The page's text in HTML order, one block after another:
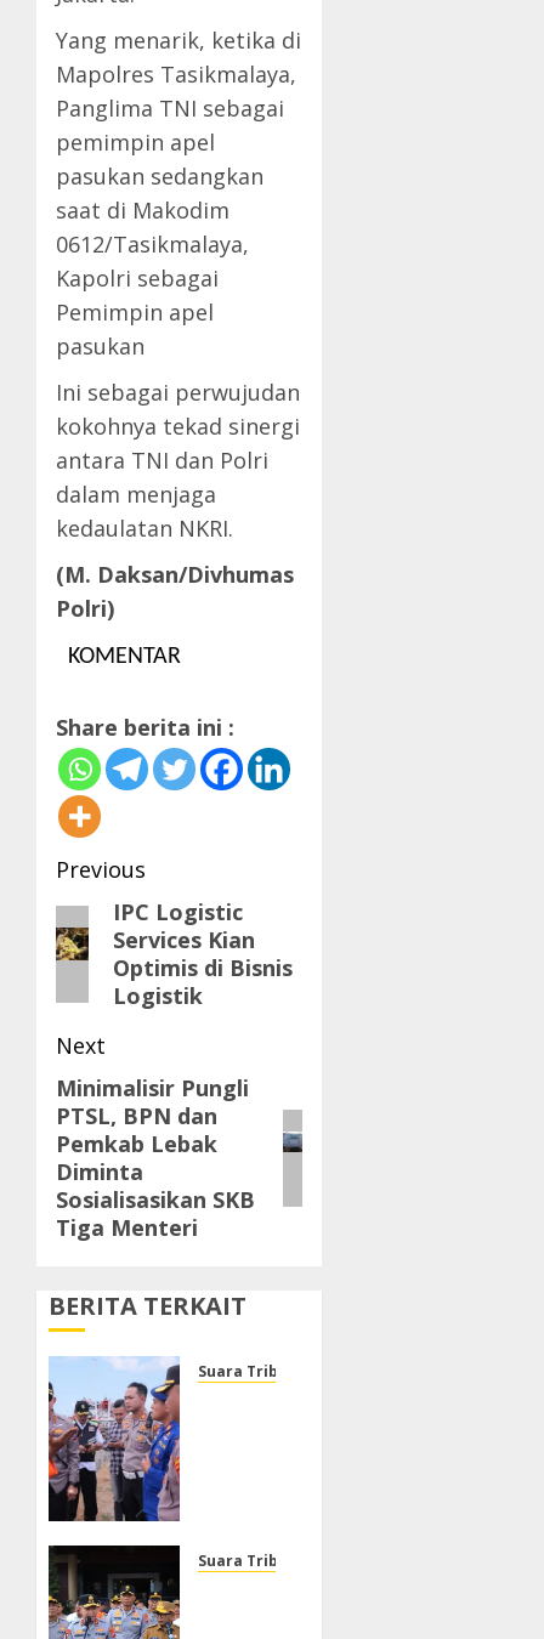
Yang menarik, ketika di
Mapolres Tasikmalaya,
Panglima TNI sebagai
pemimpin apel
pasukan sedangkan
saat di Makodim
0612/Tasikmalaya,
Kapolri sebagai
Pemimpin apel
pasukan
Ini sebagai perwujudan
kokohnya tekad sinergi
antara TNI dan Polri
dalam menjaga
kedaulatan NKRI.
(M. Daksan/Divhumas
Polri)
KOMENTAR
Share berita ini :
Post
navigation
Previous
Previous
post:
IPC Logistic
Services Kian
Optimis di Bisnis
Logistik
Next
Next
post:
Minimalisir Pungli
PTSL, BPN dan
Pemkab Lebak
Diminta
Sosialisasikan SKB
Tiga Menteri
BERITA TERKAIT
Suara Tribrata
Cepat
Suara Tribrata